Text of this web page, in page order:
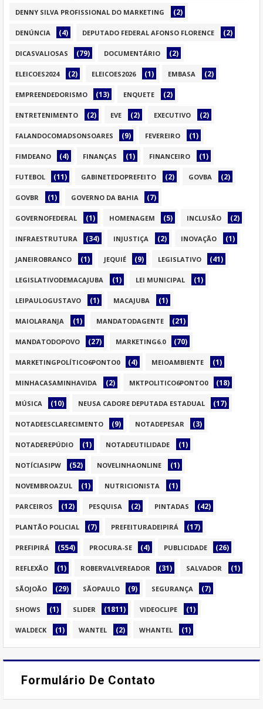
DENNY SILVA PROFISSIONAL DO MARKETING (2)
DENÚNCIA (4) DEPUTADO FEDERAL AFONSO FLORENCE (2)
DICASVALIOSAS (79) DOCUMENTÁRIO (2)
ELEICOES2024 (2) ELEICOES2026 (1) EMBASA (2)
EMPREENDEDORISMO (13) ENQUETE (2)
ENTRETENIMENTO (2) EVE (2) EXECUTIVO (2)
FALANDOCOMADSONSOARES (9) FEVEREIRO (1)
FIMDEANO (4) FINANÇAS (1) FINANCEIRO (1)
FUTEBOL (11) GABINETEDOPREFEITO (2) GOVBA (2)
GOVBR (1) GOVERNO DA BAHIA (7)
GOVERNOFEDERAL (1) HOMENAGEM (5) INCLUSÃO (2)
INFRAESTRUTURA (34) INJUSTIÇA (2) INOVAÇÃO (1)
JANEIROBRANCO (1) JEQUIÉ (9) LEGISLATIVO (41)
LEGISLATIVODEMACAJUBA (1) LEI MUNICIPAL (1)
LEIPAULOGUSTAVO (1) MACAJUBA (1)
MAIOLARANJA (1) MANDATODAGENTE (21)
MANDATODOPOVO (27) MARKETING6.0 (70)
MARKETINGPOLÍTICO6PONTO0 (4) MEIOAMBIENTE (1)
MINHACASAMINHAVIDA (2) MKTPOLITICO6PONTO0 (18)
MÚSICA (10) NEUSA CADORE DEPUTADA ESTADUAL (17)
NOTADEESCLARECIMENTO (9) NOTADEPESAR (3)
NOTADEREPÚDIO (1) NOTADEUTILIDADE (1)
NOTÍCIASIPW (52) NOVELINHAONLINE (1)
NOVEMBROAZUL (1) NUTRICIONISTA (1)
PARCEIROS (12) PESQUISA (2) PINTADAS (42)
PLANTÃO POLICIAL (7) PREFEITURADEIPIRÁ (17)
PREFIPIRÁ (554) PROCURA-SE (4) PUBLICIDADE (26)
REFLEXÃO (1) ROBERVALVEREADOR (31) SALVADOR (1)
SÃOJOÃO (29) SÃOPAULO (9) SEGURANÇA (7)
SHOWS (1) SLIDER (1811) VIDEOCLIPE (1)
WALDECK (1) WANTEL (2) WHANTEL (1)
Formulário De Contato